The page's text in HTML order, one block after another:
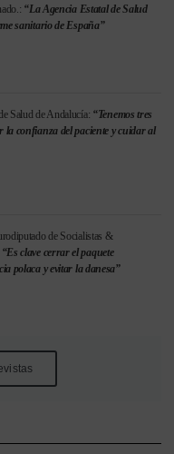
“La Agencia Estatal de Salud
sanitario de España”
Salud de Andalucía: “Tenemos tres
la confianza del paciente y cuidar al
de Socialistas &
“Es clave cerrar el paquete
polaca y evitar la danesa”